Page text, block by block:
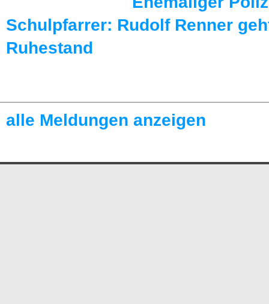
Schulpfarrer: Rudolf Renner
Ruhestand
alle Meldungen anzeigen